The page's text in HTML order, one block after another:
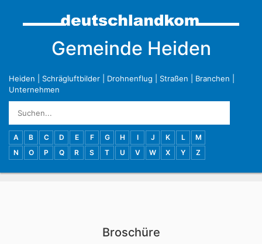
Gemeinde Heiden
Heiden Schrägluftbilder Drohnenflug Straßen Branchen
Unternehmen
A B C D E F G H I J K L
M
N
O P Q R S T U V W X Y Z
Broschüre